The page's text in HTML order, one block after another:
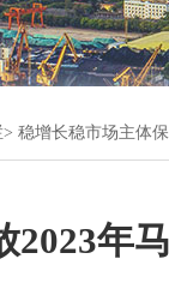
稳增长稳市场主体
2023年